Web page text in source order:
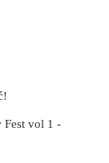
Fest vol 1 -